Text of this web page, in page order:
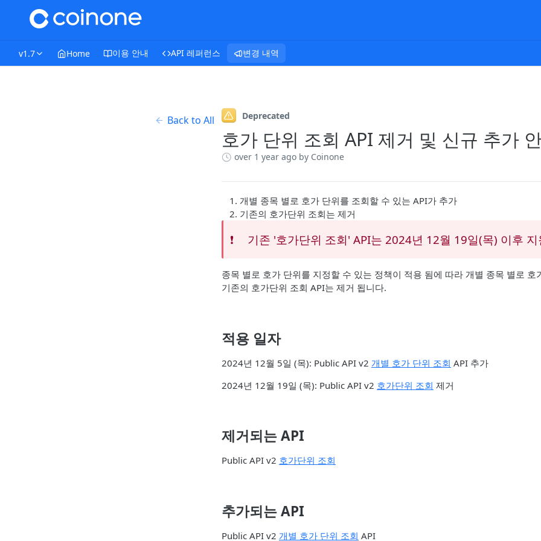
v1.7 Home 이용 안내 API 레퍼런스 변경 내역
Back to All Deprecated
호가 단위 조회 API 제거 및 신규 추가
over 1 year ago by Coinone
개별 종목 별로 호가 단위를 조회할 수 있는 API가 추가
기존의 호가단위 조회는 제거
❗️ 기존 '호가단위 조회' API는 2024년 12월 19일(목) 이후
종목 별로 호가 단위를 지정할 수 있는 정책이 적용 됨에 따라 개별 종목 별로
기존의 호가단위 조회 API는 제거 됩니다.
적용 일자
2024년 12월 5일 (목): Public API v2 개별 호가 단위 조회 API 추가
2024년 12월 19일 (목): Public API v2 호가단위 조회 제거
제거되는 API
Public API v2 호가단위 조회
추가되는 API
Public API v2 개별 호가 단위 조회 API